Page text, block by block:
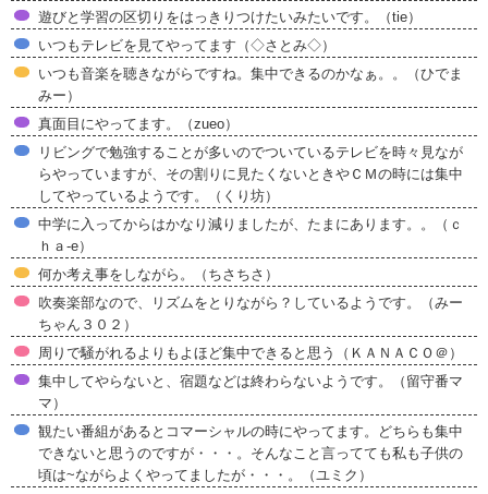
遊びと学習の区切りをはっきりつけたいみたいです。（tie）
いつもテレビを見てやってます（◇さとみ◇）
いつも音楽を聴きながらですね。集中できるのかなぁ。。（ひでま
みー）
真面目にやってます。（zueo）
リビングで勉強することが多いのでついているテレビを時々見なが
らやっていますが、その割りに見たくないときやＣＭの時には集中
してやっているようです。（くり坊）
中学に入ってからはかなり減りましたが、たまにあります。。（ｃ
ｈａ-e）
何か考え事をしながら。（ちさちさ）
吹奏楽部なので、リズムをとりながら？しているようです。（みー
ちゃん３０２）
周りで騒がれるよりもよほど集中できると思う（ＫＡＮＡＣＯ＠）
集中してやらないと、宿題などは終わらないようです。（留守番マ
マ）
観たい番組があるとコマーシャルの時にやってます。どちらも集中
できないと思うのですが・・・。そんなこと言ってても私も子供の
頃は~ながらよくやってましたが・・・。（ユミク）